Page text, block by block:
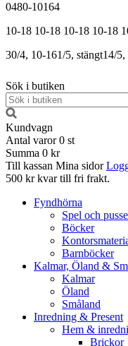
0480-10164
10-18 10-18 10-18 10-18
30/4, 10-161/5, stängt14/5,
Sök i butiken
Kundvagn
Antal varor 0 st
Summa 0 kr
Till kassan Mina sidor
500 kr kvar till fri frakt.
Fyndhörna
Spel och
Böcker
Barnböcker
Kalmar, Öland &
Kalmar
Öland
Småland
Inredning & Present
Hem &
Brickor